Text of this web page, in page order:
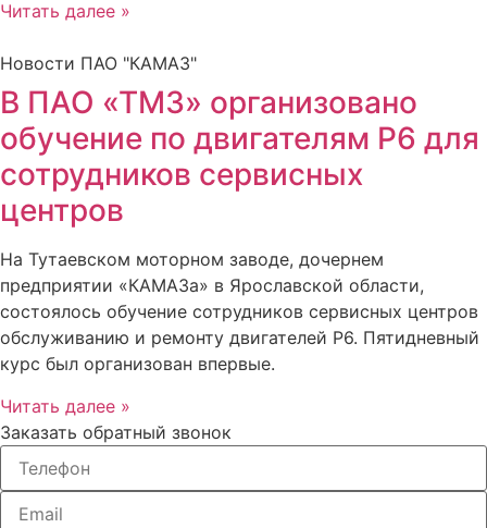
Читать далее »
Новости ПАО "КАМАЗ"
В ПАО «ТМЗ» организовано
обучение по двигателям Р6 для
сотрудников сервисных
центров
На Тутаевском моторном заводе, дочернем
предприятии «КАМАЗа» в Ярославской области,
состоялось обучение сотрудников сервисных центров
обслуживанию и ремонту двигателей Р6. Пятидневный
курс был организован впервые.
Читать далее »
Заказать обратный звонок